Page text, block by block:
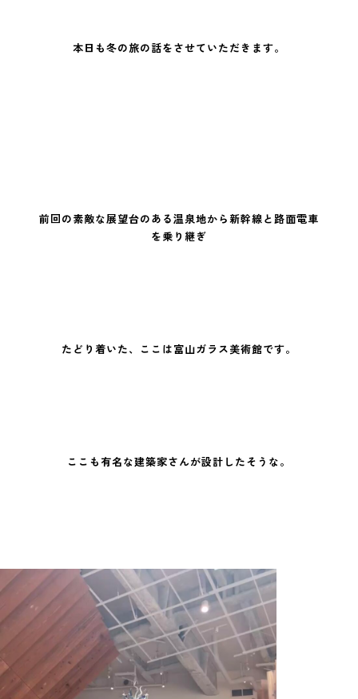
本日も冬の旅の話をさせていただきます。
前回の素敵な展望台のある温泉地から新幹線と路面電車
を乗り継ぎ
たどり着いた、ここは富山ガラス美術館です。
ここも有名な建築家さんが設計したそうな。